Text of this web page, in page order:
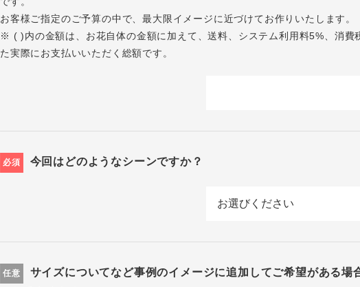
お客様ご指定のご予算の中で、最大限イメージに近づけてお作りいたします。
※ ( )内の金額は、お花自体の金額に加えて、送料、システム利用料5%、消費
た実際にお支払いいただく総額です。
必須 今回はどのようなシーンですか？
任意
サイズについてなど事例のイメージに追加してご希望がある場